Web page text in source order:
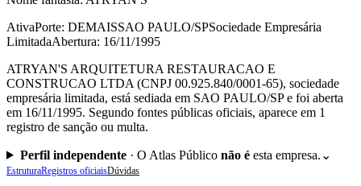
AtivaPorte: DEMAISSAO PAULO/SPSociedade Empresária
LimitadaAbertura: 16/11/1995
ATRYAN'S ARQUITETURA RESTAURACAO E
CONSTRUCAO LTDA (CNPJ 00.925.840/0001-65), sociedade
empresária limitada, está sediada em SAO PAULO/SP e foi aberta
em 16/11/1995. Segundo fontes públicas oficiais, aparece em 1
registro de sanção ou multa.
Perfil independente· O Atlas Público não éesta empresa. ⌄
EstruturaRegistros oficiaisDúvidas